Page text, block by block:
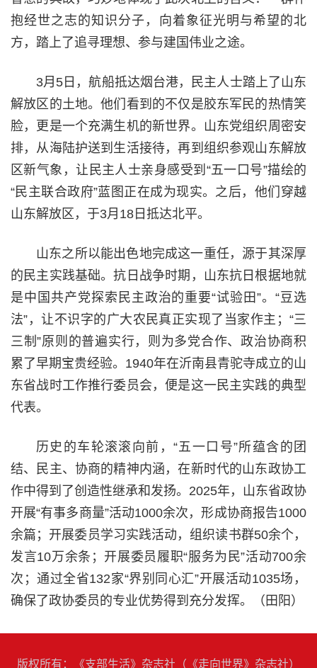
抱经世之志的知识分子，向着象征光明与希望的北
方，踏上了追寻理想、参与建国伟业之途。
3月5日，航船抵达烟台港，民主人士踏上了山东
解放区的土地。他们看到的不仅是胶东军民的热情笑
脸，更是一个充满生机的新世界。山东党组织周密安
排，从海陆护送到生活接待，再到组织参观山东解放
区新气象，让民主人士亲身感受到“五一口号”描绘的
“民主联合政府”蓝图正在成为现实。之后，他们穿越
山东解放区，于3月18日抵达北平。
山东之所以能出色地完成这一重任，源于其深厚
的民主实践基础。抗日战争时期，山东抗日根据地就
是中国共产党探索民主政治的重要“试验田”。“豆选
法”，让不识字的广大农民真正实现了当家作主；“三
三制”原则的普遍实行，则为多党合作、政治协商积
累了早期宝贵经验。1940年在沂南县青驼寺成立的山
东省战时工作推行委员会，便是这一民主实践的典型
代表。
历史的车轮滚滚向前，“五一口号”所蕴含的团
结、民主、协商的精神内涵，在新时代的山东政协工
作中得到了创造性继承和发扬。2025年，山东省政协
开展“有事多商量”活动1000余次，形成协商报告1000
余篇；开展委员学习实践活动，组织读书群50余个，
发言10万余条；开展委员履职“服务为民”活动700余
次；通过全省132家“界别同心汇”开展活动1035场，
确保了政协委员的专业优势得到充分发挥。（ 田阳 ）
版权所有：《支部生活》杂志社（《走向世界》杂志社）